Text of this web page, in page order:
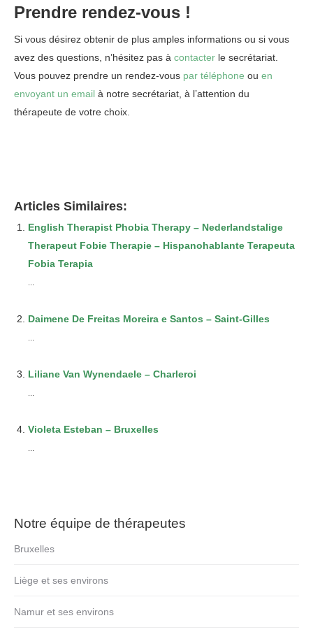
Prendre rendez-vous !
Si vous désirez obtenir de plus amples informations ou si vous
avez des questions, n’hésitez pas à contacter le secrétariat.
Vous pouvez prendre un rendez-vous par téléphone ou en
envoyant un email à notre secrétariat, à l’attention du
thérapeute de votre choix.
Articles Similaires:
English Therapist Phobia Therapy – Nederlandstalige
Therapeut Fobie Therapie – Hispanohablante Terapeuta
Fobia Terapia
...
Daimene De Freitas Moreira e Santos – Saint-Gilles
...
Liliane Van Wynendaele – Charleroi
...
Violeta Esteban – Bruxelles
...
Notre équipe de thérapeutes
Bruxelles
Liège et ses environs
Namur et ses environs